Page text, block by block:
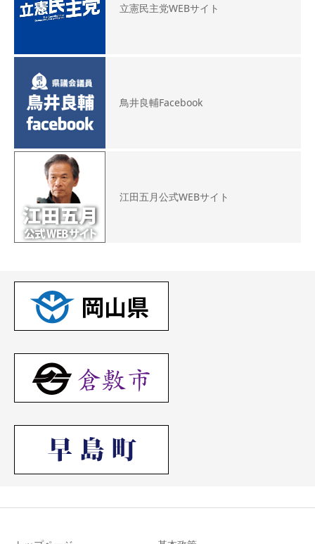
立憲民主党WEBサイト
鳥井良輔Facebook
江田五月公式WEBサイト